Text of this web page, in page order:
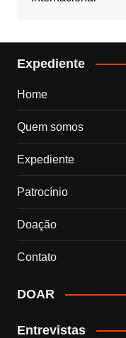
Expediente
Home
Quem somos
Expediente
Patrocínio
Doação
Contato
DOAR
Entrevistas